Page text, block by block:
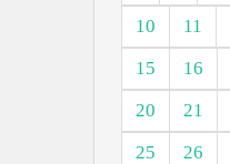
10
11
15
16
20
21
25
26